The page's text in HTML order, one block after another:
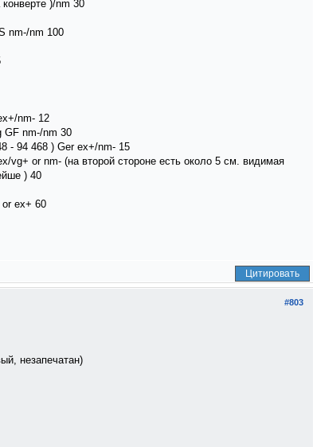
)/nm 30
nm-/nm 100
nm- 12
GF nm-/nm 30
- 94 468 ) Ger ex+/nm- 15
vg+ or nm- (на второй стороне есть около 5 см. видимая
) 40
ex+ 60
Цитировать
#803
незапечатан)